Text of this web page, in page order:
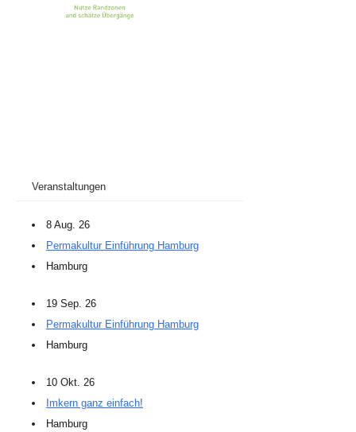
Veranstaltungen
8 Aug. 26
Permakultur Einführung Hamburg
Hamburg
19 Sep. 26
Permakultur Einführung Hamburg
Hamburg
10 Okt. 26
Imkern ganz einfach!
Hamburg